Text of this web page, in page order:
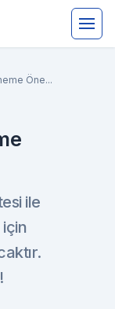
Öne...
ile
için